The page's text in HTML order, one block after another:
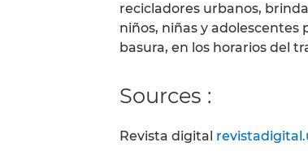
recicladores urbanos,
niños, niñas y
basura, en los horarios del
Sources :
Revista digital